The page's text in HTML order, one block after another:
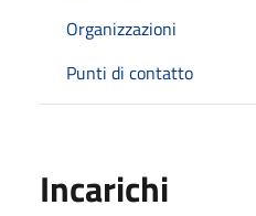
Organizzazioni
Punti di contatto
Incarichi